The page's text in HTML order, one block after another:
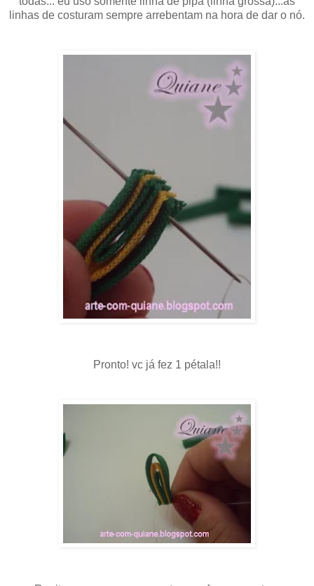
linhas de costuram sempre arrebentam na hora de dar o nó.
Pronto! vc já fez 1 pétala!!